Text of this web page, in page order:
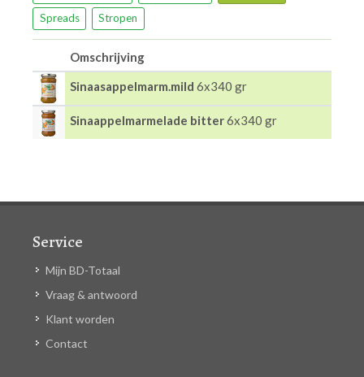
Spreads Stropen
Omschrijving
Sinaasappelmarm.mild 6x340 gr
Sinaappelmarmelade bitter6x340 gr
Service
Mijn BD-Totaal
Vraag & antwoord
Klant worden
Contact